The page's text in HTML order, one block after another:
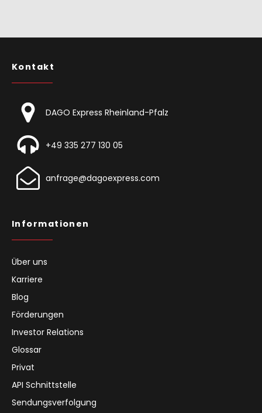
Kontakt
DAGO Express Rheinland-Pfalz
+49 335 277 130 05
anfrage@dagoexpress.com
Informationen
Über uns
Karriere
Blog
Förderungen
Investor Relations
Glossar
Privat
API Schnittstelle
Sendungsverfolgung